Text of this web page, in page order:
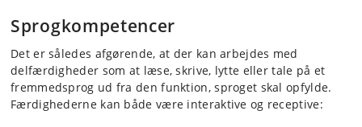
Sprogkompetencer
Det er således afgørende, at der kan arbejdes med
delfærdigheder som at læse, skrive, lytte eller tale på et
fremmedsprog ud fra den funktion, sproget skal opfylde.
Færdighederne kan både være interaktive og receptive: